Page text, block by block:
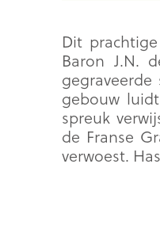
Dit
Baron J.N.
gebouw
spreuk
de Franse
verwoest.